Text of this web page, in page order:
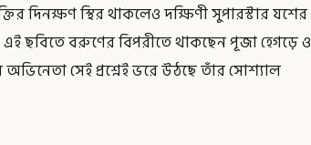
দিনক্ষণ স্থির থাকলেও দক্ষিণী সুপারস্টার যশের
এই ছবিতে বরুণের বিপরীতে থাকছেন পূজা হেগড়ে ও
সেই প্রশ্নেই ভরে উঠছে তাঁর সোশ্যাল